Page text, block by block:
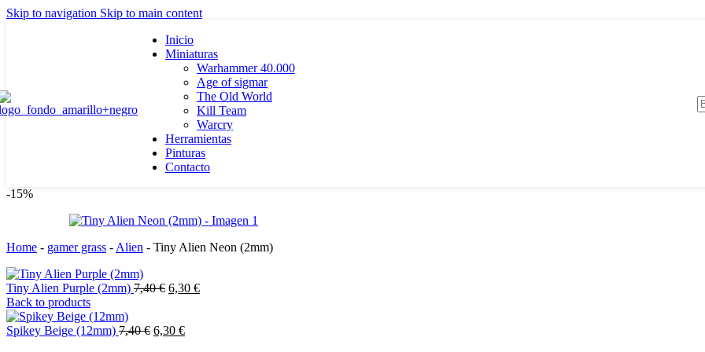
Skip to navigation Skip to main content
Inicio
Miniaturas
Warhammer 40.000
Age of sigmar
The Old World
Kill Team
Warcry
Herramientas
Pinturas
Contacto
-15%
Home - gamer grass - Alien - Tiny Alien Neon (2mm)
Tiny Alien Purple (2mm) 7,40€ El
era:
6,30 €El
Back to products
Spikey Beige (12mm) 7,40€ El
6,30 €El